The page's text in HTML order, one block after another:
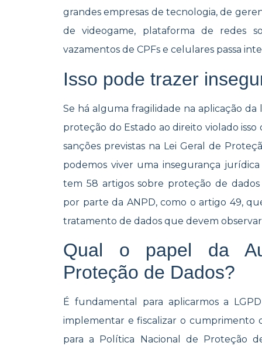
grandes empresas de tecnologia, de
de videogame, plataforma de redes
vazamentos de CPFs e celulares passa
Isso pode trazer
Se há alguma fragilidade na aplicação
proteção do Estado ao direito violado
sanções previstas na Lei Geral de
podemos viver uma insegurança
tem 58 artigos sobre proteção de
por parte da ANPD, como o artigo 49,
tratamento de dados que devem
Qual o papel da
Proteção de Dados?
É fundamental para aplicarmos a
implementar e fiscalizar o cumprimento
para a Política Nacional de Proteção